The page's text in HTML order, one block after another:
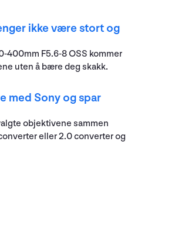
ikke være stort og
400mm F5.6-8 OSS kommer
uten å bære deg skakk.
med Sony og spar
objektivene sammen
eller 2.0 converter og